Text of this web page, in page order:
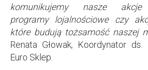
komunikujemy nasze akcje
programy lojalnościowe czy
które budują tożsamość naszej
Renata Głowak, Koordynator
Euro Sklep.